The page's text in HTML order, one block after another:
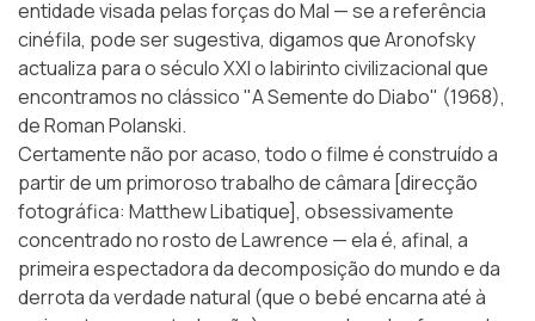
entidade visada pelas forças do Mal — se a referência
cinéfila, pode ser sugestiva, digamos que Aronofsky
actualiza para o século XXI o labirinto civilizacional que
encontramos no clássico"A Semente do Diabo" (1968),
de Roman Polanski.
Certamente não por acaso, todo o filme é construído a
partir de um primoroso trabalho de câmara [direcção
fotográfica: Matthew Libatique], obsessivamente
concentrado no rosto de Lawrence — ela é, afinal, a
primeira espectadora da decomposição do mundo e da
derrota da verdade natural (que o bebé encarna até à